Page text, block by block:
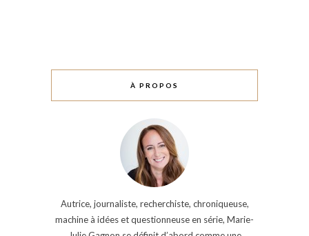
À PROPOS
Autrice, journaliste, recherchiste, chroniqueuse,
machine à idées et questionneuse en série, Marie-